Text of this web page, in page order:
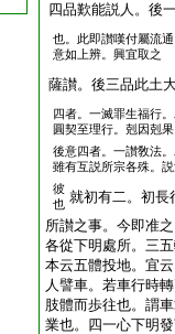
四品歎能説人。後
也。此即讃嘆付屬流
意如上辨。興宜取之
薩讃。後三品此土
四者。一滅罪生福行
圓契至理行。剋因剋
後意四者。一讃敎法
雖有互説所宗各殊。
彼
也 就初有二。初長
所讃之事。今即准
各從下明處所。三
本云五體投地。宜
人譬車。若車行時
肢體而歩往也。謂
業也。四一心下明